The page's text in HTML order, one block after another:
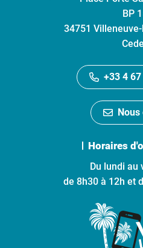
BP
34751
+33 4
Horaires
Du lundi au
de 8h30 à 12h et